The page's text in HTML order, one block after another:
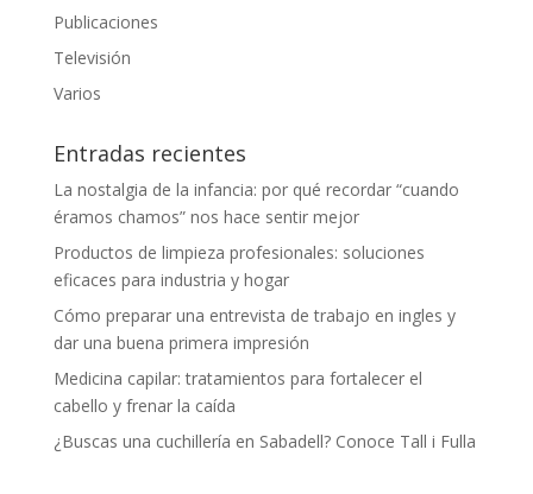
Publicaciones
Televisión
Varios
Entradas recientes
La nostalgia de la infancia: por qué recordar “cuando
éramos chamos” nos hace sentir mejor
Productos de limpieza profesionales: soluciones
eficaces para industria y hogar
Cómo preparar una entrevista de trabajo en ingles y
dar una buena primera impresión
Medicina capilar: tratamientos para fortalecer el
cabello y frenar la caída
¿Buscas una cuchillería en Sabadell? Conoce Tall i Fulla